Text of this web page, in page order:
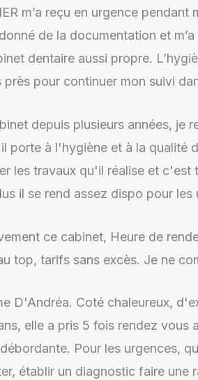
m’a reçu en urgence
donné de la documentation et
dentaire aussi propre.
près pour continuer mon suivi
depuis plusieurs années, je
porte à l'hygiène et à la qualité
les travaux qu'il réalise et c'est
il se rend assez dispo pour
ce cabinet, Heure de
top, tarifs sans excès. Je ne
D'Andréa. Coté chaleureux,
elle a pris 5 fois rendez
Pour les urgences,
établir un diagnostic faire